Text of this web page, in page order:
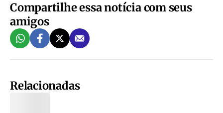
Compartilhe essa notícia com seus
amigos
Relacionadas